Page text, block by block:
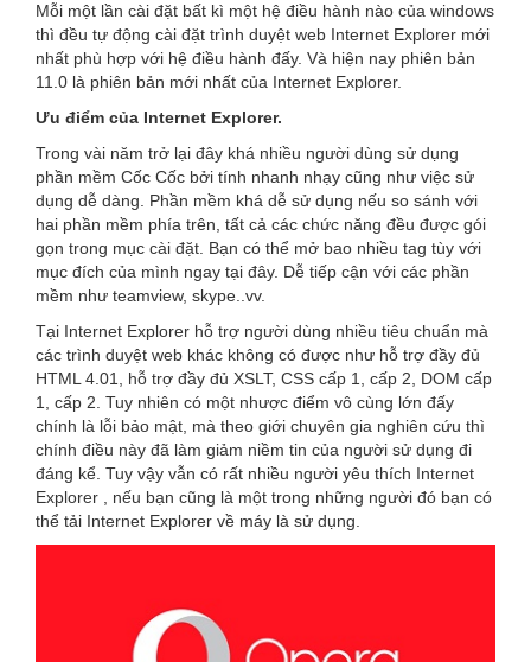
Mỗi một lần cài đặt bất kì một hệ điều hành nào của windows
thì đều tự động cài đặt trình duyệt web Internet Explorer mới
nhất phù hợp với hệ điều hành đấy. Và hiện nay phiên bản
11.0 là phiên bản mới nhất của Internet Explorer.
Ưu điểm của Internet Explorer.
Trong vài năm trở lại đây khá nhiều người dùng sử dụng
phần mềm Cốc Cốc bởi tính nhanh nhạy cũng như việc sử
dụng dễ dàng. Phần mềm khá dễ sử dụng nếu so sánh với
hai phần mềm phía trên, tất cả các chức năng đều được gói
gọn trong mục cài đặt. Bạn có thể mở bao nhiều tag tùy với
mục đích của mình ngay tại đây. Dễ tiếp cận với các phần
mềm như teamview, skype..vv.
Tại Internet Explorer hỗ trợ người dùng nhiều tiêu chuẩn mà
các trình duyệt web khác không có được như hỗ trợ đầy đủ
HTML 4.01, hỗ trợ đầy đủ XSLT, CSS cấp 1, cấp 2, DOM cấp
1, cấp 2. Tuy nhiên có một nhược điểm vô cùng lớn đấy
chính là lỗi bảo mật, mà theo giới chuyên gia nghiên cứu thì
chính điều này đã làm giảm niềm tin của người sử dụng đi
đáng kể. Tuy vậy vẫn có rất nhiều người yêu thích Internet
Explorer , nếu bạn cũng là một trong những người đó bạn có
thể tải Internet Explorer về máy là sử dụng.